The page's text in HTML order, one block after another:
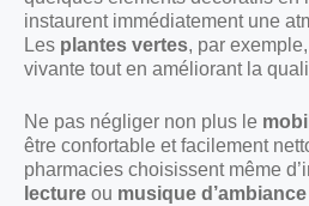
instaurent immédiatement une
Les plantes vertes, par
vivante tout en améliorant la
Ne pas négliger non plus le
être confortable et facilement
pharmacies choisissent même
lecture ou musique